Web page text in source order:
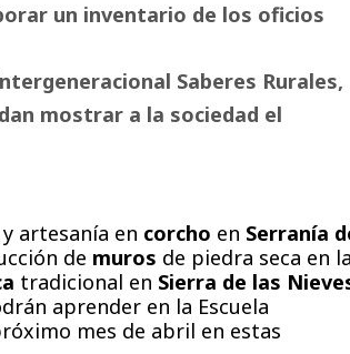
un inventario de los oficios
Saberes Rurales,
mostrar a la sociedad el
artesanía en corcho en Serranía
de muros de piedra seca en
tradicional en Sierra de las
aprender en la Escuela
mes de abril en estas